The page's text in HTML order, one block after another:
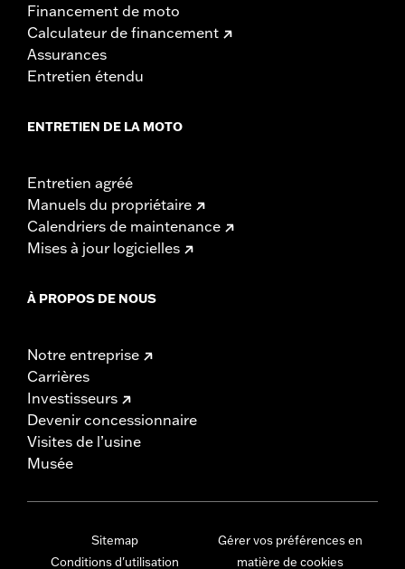
Financement de moto
Calculateur de financement
Assurances
Entretien étendu
ENTRETIEN DE LA MOTO
Entretien agréé
Manuels du propriétaire
Calendriers de maintenance
Mises à jour logicielles
À PROPOS DE NOUS
Notre entreprise
Carrières
Investisseurs
Devenir concessionnaire
Visites de l’usine
Musée
Sitemap
Conditions d'utilisation
Gérer vos préférences en
matière de cookies